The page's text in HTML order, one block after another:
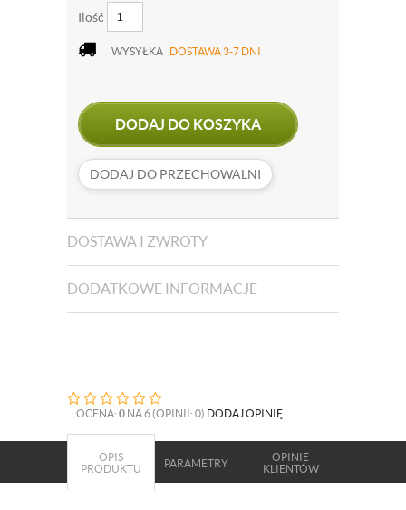
Ilość
WYSYŁKA DOSTAWA 3-7 DNI
DODAJ DO KOSZYKA
DODAJ DO PRZECHOWALNI
DOSTAWA I ZWROTY
DODATKOWE INFORMACJE
OCENA: 0 NA 6 (OPINII: 0) DODAJ OPINIĘ
OPIS
PRODUKTU
PARAMETRY
OPINIE
KLIENTÓW